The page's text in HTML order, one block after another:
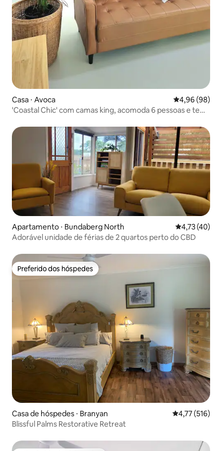
Casa ⋅ Avoca 4,96 de uma
4,96 (98)
'Coastal Chic' com camas king, acomoda 6 pessoas e tem
Apartamento ⋅ Bundaberg North 4,73 de uma
4,73 (40)
Adorável unidade de férias de 2 quartos perto do CBD
Preferido dos hóspedes
Preferido dos hóspedes
Casa de hóspedes ⋅ Branyan 4,77 de uma
4,77 (516)
Blissful Palms Restorative Retreat